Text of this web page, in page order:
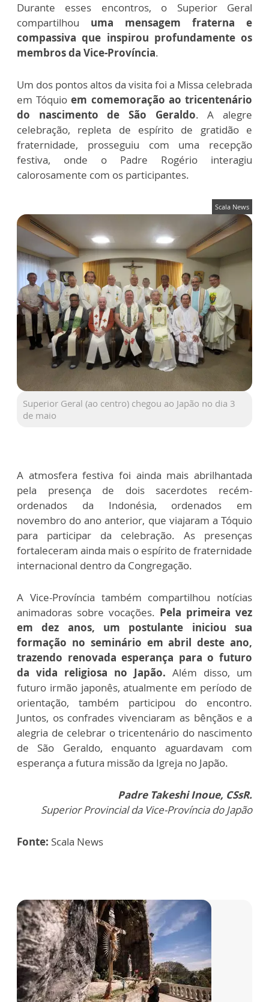
Durante esses encontros, o Superior Geral
compartilhou uma mensagem fraterna e
compassiva que inspirou profundamente os
membros da Vice-Província.
Um dos pontos altos da visita foi a Missa celebrada
em Tóquioem comemoração ao tricentenário
do nascimento de São Geraldo. A alegre
celebração, repleta de espírito de gratidão e
fraternidade, prosseguiu com uma recepção
festiva, onde o Padre Rogério interagiu
calorosamente com os participantes.
Scala News
Superior Geral (ao centro) chegou ao Japão no dia 3
de maio
A atmosfera festiva foi ainda mais abrilhantada
pela presença de dois sacerdotes recém-
ordenados da Indonésia, ordenados em
novembro do ano anterior, que viajaram a Tóquio
para participar da celebração. As presenças
fortaleceram ainda mais o espírito de fraternidade
internacional dentro da Congregação.
A Vice-Província também compartilhou notícias
animadoras sobre vocações. Pela primeira vez
em dez anos, um postulante iniciou sua
formação no seminário em abril deste ano,
trazendo renovada esperança para o futuro
da vida religiosa no Japão. Além disso, um
futuro irmão japonês, atualmente em período de
orientação, também participou do encontro.
Juntos, os confrades vivenciaram as bênçãos e a
alegria de celebrar o tricentenário do nascimento
de São Geraldo, enquanto aguardavam com
esperança a futura missão da Igreja no Japão.
Padre Takeshi Inoue, CSsR.
Superior Provincial da Vice-Província do Japão
Fonte: Scala News